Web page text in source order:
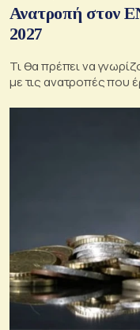
Ανατροπή στον
2027
Τι θα πρέπει να
με τις ανατροπές που